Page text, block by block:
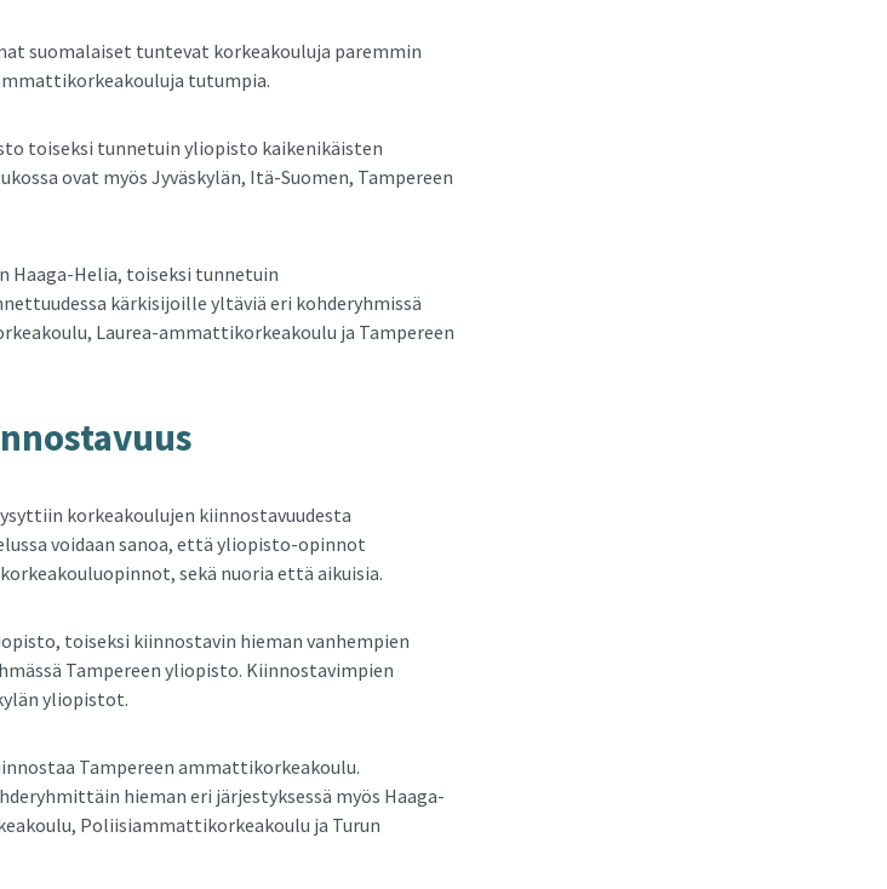
suomalaiset tuntevat korkeakouluja paremmin
tutumpia.
toiseksi tunnetuin yliopisto kaikenikäisten
ovat myös Jyväskylän, Itä-Suomen, Tampereen
Helia, toiseksi tunnetuin
kärkisijoille yltäviä eri kohderyhmissä
Laurea-ammattikorkeakoulu ja Tampereen
korkeakoulujen kiinnostavuudesta
voidaan sanoa, että yliopisto-opinnot
sekä nuoria että aikuisia.
toiseksi kiinnostavin hieman vanhempien
Tampereen yliopisto. Kiinnostavimpien
yliopistot.
Tampereen ammattikorkeakoulu.
hieman eri järjestyksessä myös Haaga-
Poliisiammattikorkeakoulu ja Turun